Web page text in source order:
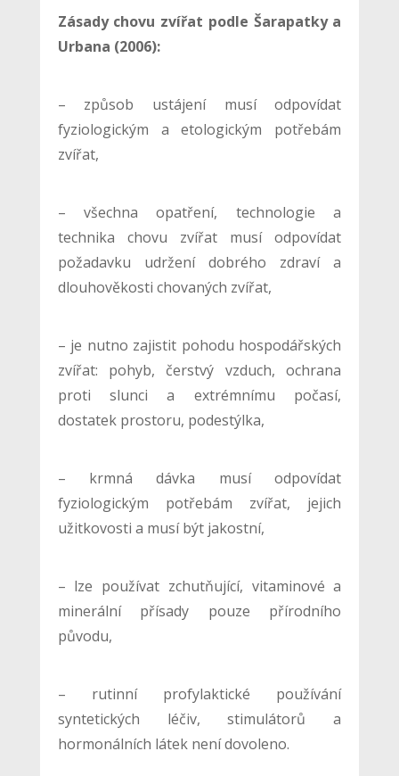
Zásady chovu zvířat podle Šarapatky a
Urbana (2006):
– způsob ustájení musí odpovídat
fyziologickým a etologickým potřebám
zvířat,
– všechna opatření, technologie a
technika chovu zvířat musí odpovídat
požadavku udržení dobrého zdraví a
dlouhověkosti chovaných zvířat,
– je nutno zajistit pohodu hospodářských
zvířat: pohyb, čerstvý vzduch, ochrana
proti slunci a extrémnímu počasí,
dostatek prostoru, podestýlka,
– krmná dávka musí odpovídat
fyziologickým potřebám zvířat, jejich
užitkovosti a musí být jakostní,
– lze používat zchutňující, vitaminové a
minerální přísady pouze přírodního
původu,
– rutinní profylaktické používání
syntetických léčiv, stimulátorů a
hormonálních látek není dovoleno.